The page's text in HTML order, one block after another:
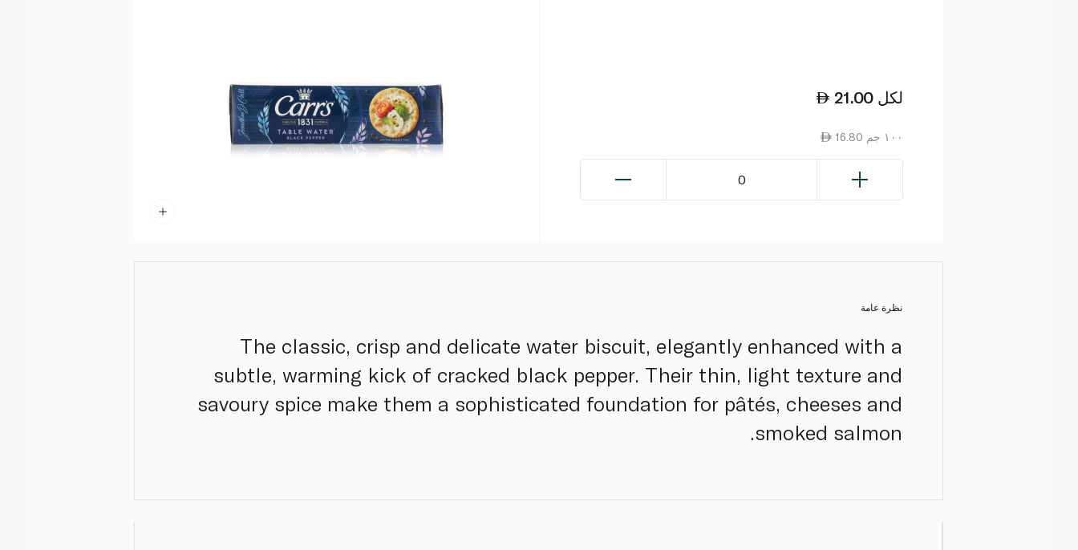
21.00 لكل
16.80 ١٠٠ جم
0
نظرة عامة
The classic, crisp and delicate water biscuit, elegantly enhanced with a
subtle, warming kick of cracked black pepper. Their thin, light texture and
savoury spice make them a sophisticated foundation for pâtés, cheeses and
smoked salmon.